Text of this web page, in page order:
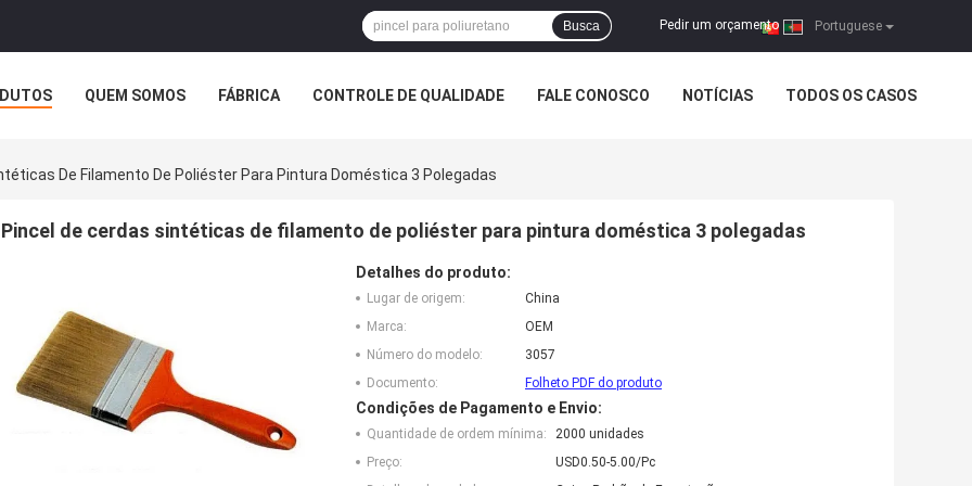
Portuguese
Pedir um orçamento |
Busca
QUEM SOMOS FÁBRICA CONTROLE DE QUALIDADE FALE CONOSCO NOTÍCIAS TODOS OS CASOS
De Filamento De Poliéster Para Pintura Doméstica 3 Polegadas
Pincel de cerdas sintéticas de filamento de poliéster para pintura doméstica 3 polegadas
Detalhes do produto:
Lugar de origem:
China
Marca:
OEM
Número do modelo:
3057
Documento:
Folheto PDF do produto
Condições de Pagamento e Envio:
Quantidade de ordem mínima:
2000 unidades
Preço:
USD0.50-5.00/Pc